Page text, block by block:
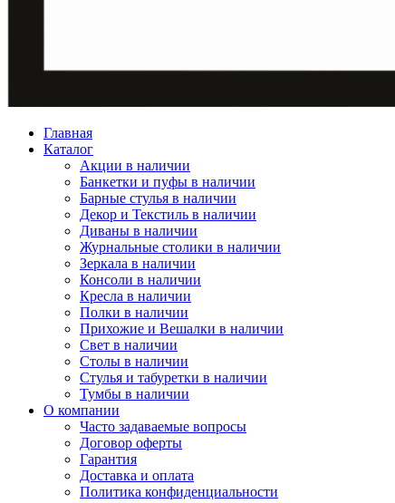
Главная
Каталог
Акции в наличии
Банкетки и пуфы в наличии
Барные стулья в наличии
Декор и Текстиль в наличии
Диваны в наличии
Журнальные столики в наличии
Зеркала в наличии
Консоли в наличии
Кресла в наличии
Полки в наличии
Прихожие и Вешалки в наличии
Свет в наличии
Столы в наличии
Стулья и табуретки в наличии
Тумбы в наличии
О компании
Часто задаваемые вопросы
Договор оферты
Гарантия
Доставка и оплата
Политика конфиденциальности